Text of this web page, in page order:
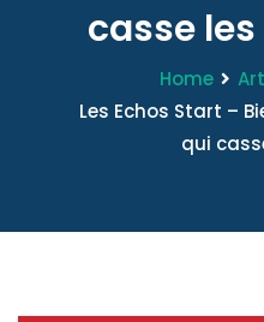
casse
Home
Les Echos Start –
qui